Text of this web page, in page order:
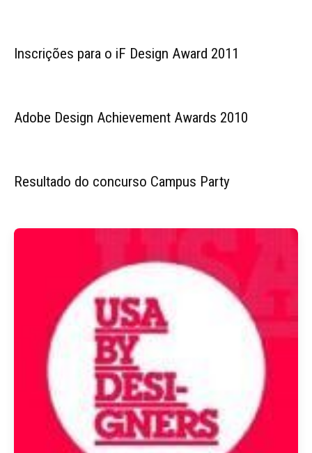
Inscrições para o iF Design Award 2011
Adobe Design Achievement Awards 2010
Resultado do concurso Campus Party